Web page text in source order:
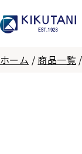
ホーム / 商品一覧 /